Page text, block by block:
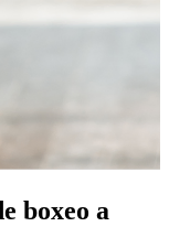
boxeo a